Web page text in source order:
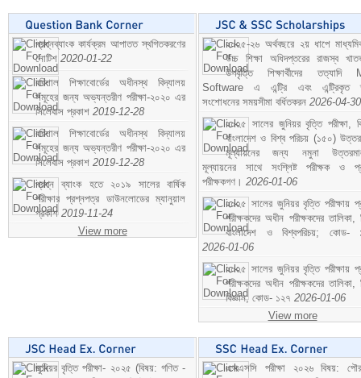
প্রশ্নব্যাংক কার্যক্রম আপাতত স্থগিতকরণের
নোটিশ 2020-01-22
বরিশাল শিক্ষাবোর্ডের অধীনস্থ বিদ্যালয়
সমূহের জন্য অভ্যন্তরীণ পরীক্ষা-২০২০ এর
সিলেবাস প্রকাশ 2019-12-28
বরিশাল শিক্ষাবোর্ডের অধীনস্থ বিদ্যালয়
সমূহের জন্য অভ্যন্তরীণ পরীক্ষা-২০২০ এর
সিলেবাস প্রকাশ 2019-12-28
প্রশ্ন ব্যাংক হতে ২০১৯ সালের বার্ষিক
পরীক্ষার প্রশ্নপত্র ডাউনলোডের ম্যানুয়াল
প্রকাশ 2019-11-24
View more
২০২৫-২৬ অর্থবছরে ২য় ধাপে
উচ্চ শিক্ষা অধিদপ্তরের রাজস্ব
উপবৃত্তি শিক্ষার্থীদের তত্যাদি
Software এ এন্ট্রি এবং এন্ট্রিকৃত
সংশোধনের সময়সীমা বর্ধিতকরন 2026-04-30
২০২৫ সালের জুনিয়র বৃত্তি পরীক্ষা,
বাংলাদেশ ও বিশ্ব পরিচয় (১৫০)
মূল্যায়নের জন্য নমুনা
মূল্যায়নের সাথে সংশ্লিষ্ট পরীক্ষক ও
পরীক্ষকগণ। 2026-01-06
২০২৫ সালের জুনিয়র বৃত্তি পরীক্ষায়
পরীক্ষকদের অধীন পরীক্ষকদের তালিকা,
বাংলাদেশ ও বিশ্বপরিচয়; কোড-
2026-01-06
২০২৫ সালের জুনিয়র বৃত্তি পরীক্ষায়
পরীক্ষকদের অধীন পরীক্ষকদের তালিকা,
বিজ্ঞান; কোড- ১২৭ 2026-01-06
View more
জুনিয়র বৃত্তি পরীক্ষা- ২০২৫ (বিষয়: গণিত -
এসএসসি পরীক্ষা ২০২৬ বিষয়: